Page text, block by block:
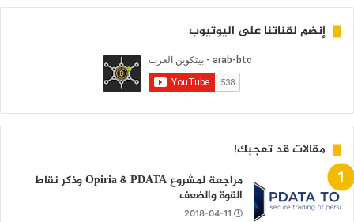
إنضم لقناتنا على اليوتيوب
مقالات قد تعجبك!
مراجعة لمشروع Opiria & PDATA وذكر نقاط
القوة والضعف
2018-04-11